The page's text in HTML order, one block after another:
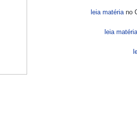
leia matériano
leia matéria